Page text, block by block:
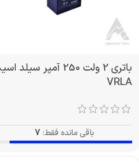
باتری 2 ولت 250 آمپر سیلد
VRLA
باقی مانده فقط: 7